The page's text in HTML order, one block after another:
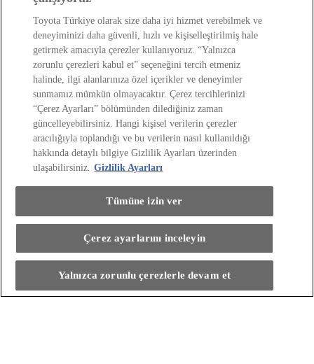
Bu araçla ilgileniyorum
Discover your car
Servis & Yedek Parça
Online Servis Randevusu
Toyota Bakım Paketleri
Hasar Destek Hattı
Toyota Kasko
Orijinal Yağlar
Servis Vale Hizmeti
Eski Dostlar Programı(Opens in new window)
Toyota Türkiye'yi Keşfedin
Toyota Türkiye'yi Keşfedin
Toyota'da Kariyer
Sosyal Sorumluluk Projelerimiz
Bize Ulaşın
Haberler ve Etkinlikler
ÖTV Muafiyetli Araçlar
Hibrit Arabalar
Hafif Ticari: Toyota Professional
Toyota Blog(Opens in new window)
Yasal Bilgilendirme
Yasal Bilgilendirme
Yasal Uyarı ve Bilgilendirme
Kişisel Verilerin Korunması
Kişisel Veri Paylaşımı ve İletişim İzni
Bilgi Toplumu Hizmetleri
(Opens in new window)
TAKATA Hava Yastığı Geri Çağırma
Toyota Türkiye olarak size daha iyi hizmet verebilmek ve
deneyiminizi daha güvenli, hızlı ve kişiselleştirilmiş hale
getirmek amacıyla çerezler kullanıyoruz. “Yalnızca
zorunlu çerezleri kabul et” seçeneğini tercih etmeniz
halinde, ilgi alanlarınıza özel içerikler ve deneyimler
sunmamız mümkün olmayacaktır. Çerez tercihlerinizi
“Çerez Ayarları” bölümünden dilediğiniz zaman
güncelleyebilirsiniz. Hangi kişisel verilerin çerezler
aracılığıyla toplandığı ve bu verilerin nasıl kullanıldığı
hakkında detaylı bilgiye Gizlilik Ayarları üzerinden
ulaşabilirsiniz. Gizlilik Ayarları
Çerez ayarlarını inceleyin
Yalnızca zorunlu çerezlerle devam et
Tümüne izin ver